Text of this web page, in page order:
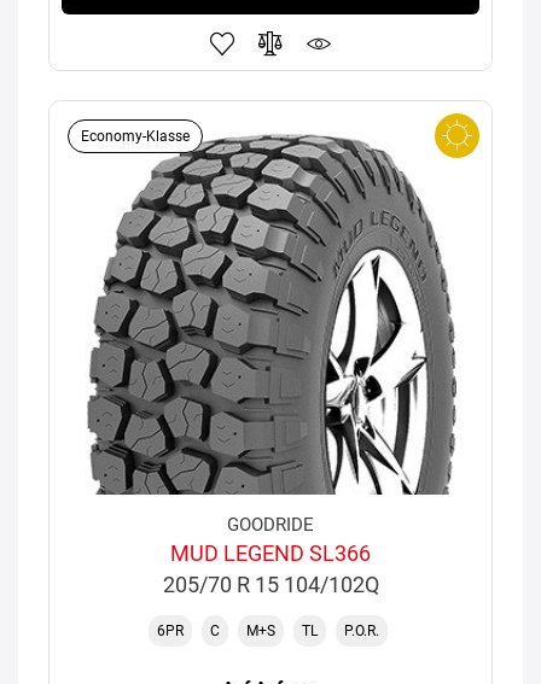
Economy-Klasse
GOODRIDE
MUD LEGEND SL366
205/70 R 15 104/102Q
6PR C M+S TL P.O.R.